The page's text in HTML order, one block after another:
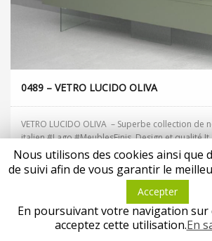
0489 – VETRO LUCIDO OLIVA
VETRO LUCIDO OLIVA – Superbe collection de
italien #Lago #MeublesFinis. Design et qualité
Privacy &